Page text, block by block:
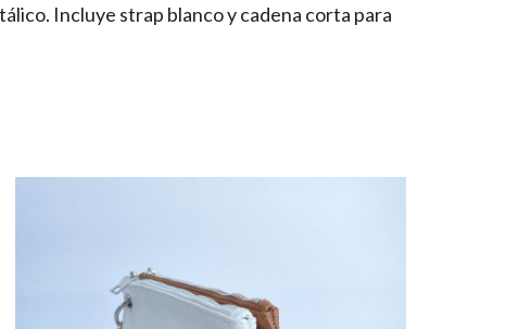
Incluye strap blanco y cadena corta para